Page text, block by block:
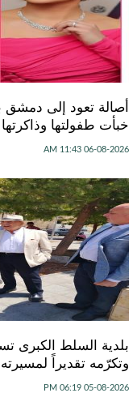
أصالة تعود إلى دمشق
خبأت طفولتها وذاكرتها
06-08-2026 11:43 AM
بلدية السلط الكبرى
وتكرّمه تقديراً لمسيرته
05-08-2026 06:19 PM